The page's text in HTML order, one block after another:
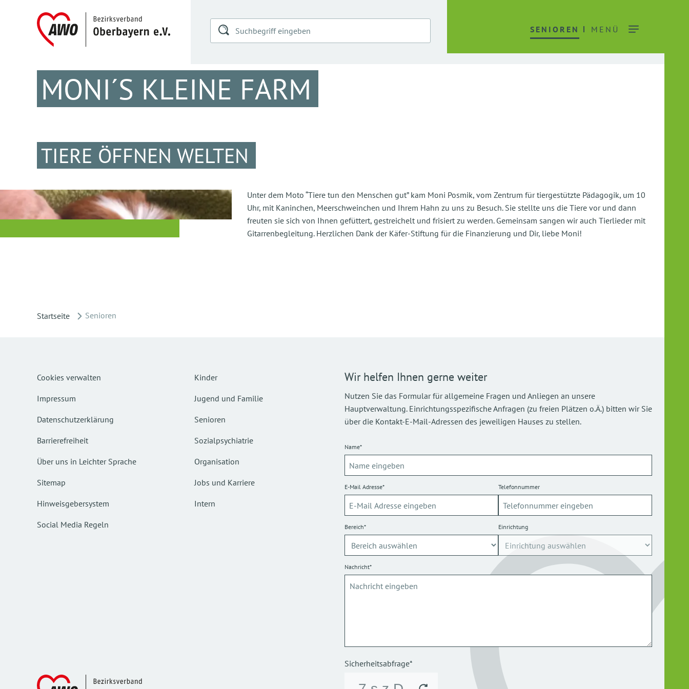
SENIOREN MENÜ
MONI´S KLEINE FARM
TIERE ÖFFNEN WELTEN
Unter dem Moto “Tiere tun den Menschen gut” kam Moni Posmik, vom Zentrum für tiergestützte Pädagogik, um 10
Uhr, mit Kaninchen, Meerschweinchen und Ihrem Hahn zu uns zu Besuch. Sie stellte uns die Tiere vor und dann
freuten sie sich von Ihnen gefüttert, gestreichelt und frisiert zu werden. Gemeinsam sangen wir auch Tierlieder mit
Gitarrenbegleitung. Herzlichen Dank der Käfer-Stiftung für die Finanzierung und Dir, liebe Moni!
Startseite Senioren
Cookies verwalten
Impressum
Datenschutzerklärung
Barrierefreiheit
Über uns in Leichter Sprache
Sitemap
Hinweisgebersystem
Social Media Regeln
Kinder
Jugend und Familie
Senioren
Sozialpsychiatrie
Organisation
Jobs und Karriere
Intern
Wir helfen Ihnen gerne weiter
Nutzen Sie das Formular für allgemeine Fragen und Anliegen an unsere
Hauptverwaltung. Einrichtungsspezifische Anfragen (zu freien Plätzen o.Ä.) bitten wir Sie
über die Kontakt-E-Mail-Adressen des jeweiligen Hauses zu stellen.
Name*
E-Mail Adresse* Telefonnummer
Bereich* Einrichtung
Nachricht*
Sicherheitsabfrage*